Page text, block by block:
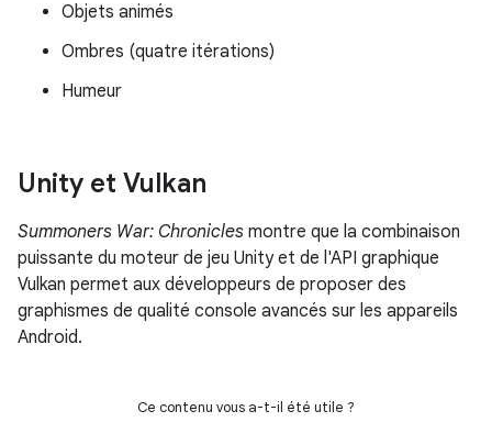
Objets animés
Ombres (quatre itérations)
Humeur
Unity et Vulkan
Summoners War: Chronicles montre que la combinaison
puissante du moteur de jeu Unity et de l'API graphique
Vulkan permet aux développeurs de proposer des
graphismes de qualité console avancés sur les appareils
Android.
Ce contenu vous a-t-il été utile ?